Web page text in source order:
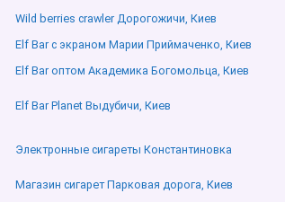
Wild berries crawler Дорогожичи, Киев
Elf Bar с экраном Марии Приймаченко, Киев
Elf Bar оптом Академика Богомольца, Киев
Elf Bar Planet Выдубичи, Киев
Электронные сигареты Константиновка
Магазин сигарет Парковая дорога, Киев